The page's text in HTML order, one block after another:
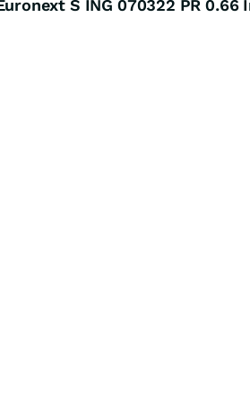
S ING 070322 PR 0.66